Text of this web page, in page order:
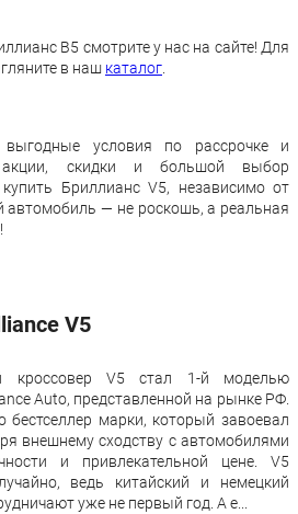
В5 смотрите у нас на сайте! Для
в наш каталог
выгодные условия по рассрочке и
акции, скидки и большой выбор
Бриллианс V5, независимо от
— не роскошь, а реальная
V5
кроссовер V5 стал 1-й моделью
Auto, представленной на рынке РФ.
бестселлер марки, который завоевал
внешнему сходству с автомобилями
и привлекательной цене. V5
ведь китайский и немецкий
уже не первый год. А е...